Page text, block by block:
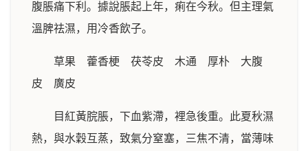
腹脹痛下利。據說脹起上年，痢在今秋。但主理氣
溫脾祛濕，用冷香飲子。
草果 藿香梗 茯苓皮 木通 厚朴 大腹
皮 廣皮
目紅黃脘脹，下血紫滯，裡急後重。此夏秋濕
熱，與水穀互蒸，致氣分窒塞，三焦不清，當薄味